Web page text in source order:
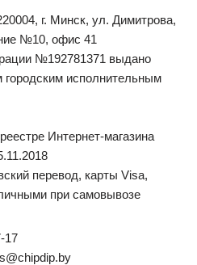
г. Минск, ул. Димитрова,
№10, офис 41
№192781371 выдано
городским исполнительным
Интернет-магазина
перевод, карты Visa,
при самовывозе
17